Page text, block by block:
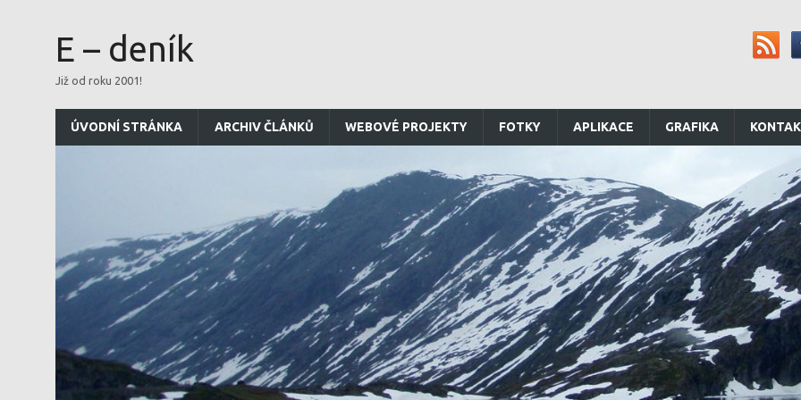
E – deník
Již od roku 2001!
ÚVODNÍ STRÁNKA ARCHIV ČLÁNKŮ WEBOVÉ PROJEKTY FOTKY APLIKACE GRAFIKA